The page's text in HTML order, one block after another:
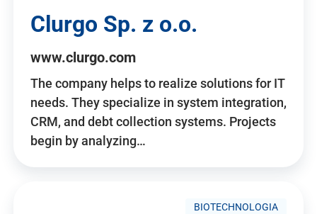
Clurgo Sp. z o.o.
www.clurgo.com
The company helps to realize solutions for IT
needs. They specialize in system integration,
CRM, and debt collection systems. Projects
begin by analyzing…
BIOTECHNOLOGIA